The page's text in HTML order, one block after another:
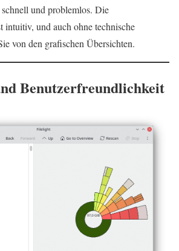
und problemlos. Die
intuitiv, und auch ohne technische
von den grafischen Übersichten.
Benutzerfreundlichkeit